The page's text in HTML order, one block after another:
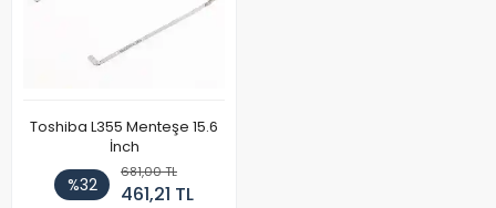
Toshiba L355 Menteşe 15.6
İnch
%32
681,00 TL
461,21 TL